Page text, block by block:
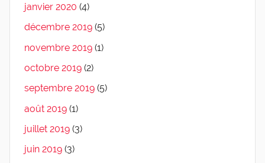
janvier 2020 (4)
décembre 2019 (5)
novembre 2019 (1)
octobre 2019 (2)
septembre 2019 (5)
août 2019 (1)
juillet 2019 (3)
juin 2019 (3)